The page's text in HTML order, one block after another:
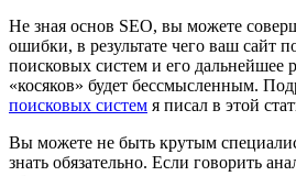
Не зная основ SEO, вы можете
ошибки, в результате чего ваш сайт
поисковых систем и его дальнейшее
«косяков» будет бессмысленным.
поисковых систем я писал в этой
Вы можете не быть крутым
знать обязательно. Если говорить